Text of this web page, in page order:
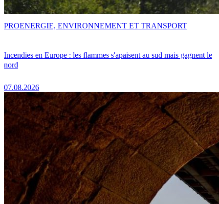
Incendies en Europe : les flammes s'apaisent au sud mais gagnent le
nord
07.08.2026
PROENERGIE, ENVIRONNEMENT ET TRANSPORT